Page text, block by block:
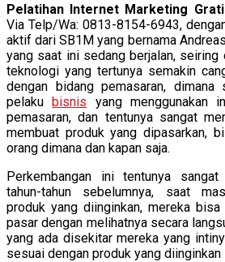
Pelatihan Internet Marketing
Via Telp/Wa: 0813-8154-6943,
aktif dari SB1M yang bernama
yang saat ini sedang berjalan,
teknologi yang tertunya semakin
dengan bidang pemasaran,
pelakubisnis yang menggunakan
pemasaran, dan tentunya sangat
membuat produk yang dipasarkan,
orang dimana dan kapan saja.
Perkembangan ini tentunya
tahun-tahun sebelumnya, saat
produk yang diinginkan, mereka
pasar dengan melihatnya secara
yang ada disekitar mereka yang
sesuai dengan produk yang diinginkan